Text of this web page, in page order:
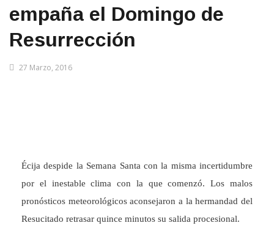
empaña el Domingo de
Resurrección
27 Marzo, 2016
Écija despide la Semana Santa con la misma incertidumbre
por el inestable clima con la que comenzó. Los malos
pronósticos meteorológicos aconsejaron a la hermandad del
Resucitado retrasar quince minutos su salida procesional.